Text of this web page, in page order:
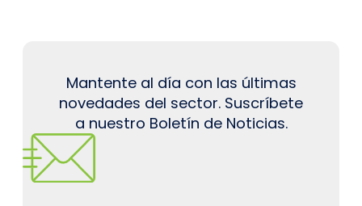
Mantente al día con las últimas
novedades del sector. Suscríbete
a nuestro Boletín de Noticias.